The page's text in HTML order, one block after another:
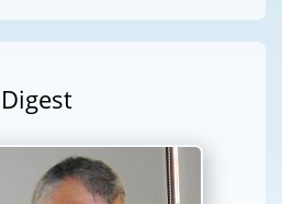
Digest